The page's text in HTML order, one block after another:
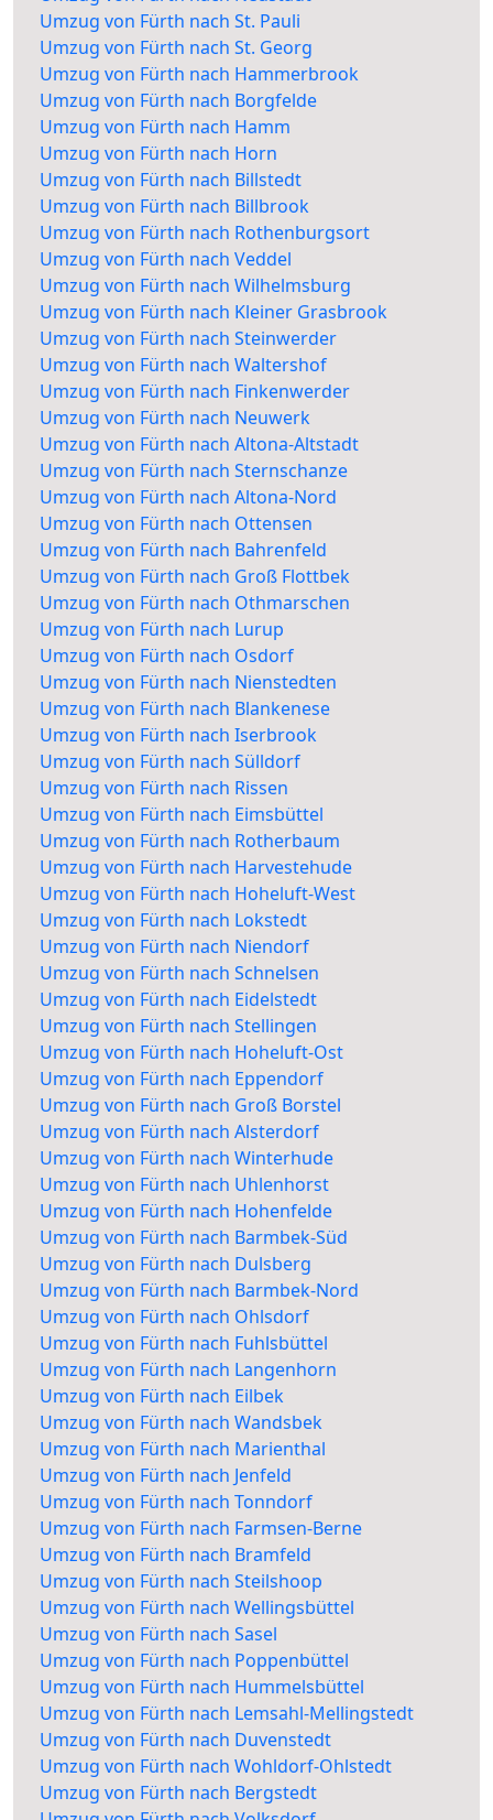
Umzug von Fürth nach St. Pauli
Umzug von Fürth nach St. Georg
Umzug von Fürth nach Hammerbrook
Umzug von Fürth nach Borgfelde
Umzug von Fürth nach Hamm
Umzug von Fürth nach Horn
Umzug von Fürth nach Billstedt
Umzug von Fürth nach Billbrook
Umzug von Fürth nach Rothenburgsort
Umzug von Fürth nach Veddel
Umzug von Fürth nach Wilhelmsburg
Umzug von Fürth nach Kleiner Grasbrook
Umzug von Fürth nach Steinwerder
Umzug von Fürth nach Waltershof
Umzug von Fürth nach Finkenwerder
Umzug von Fürth nach Neuwerk
Umzug von Fürth nach Altona-Altstadt
Umzug von Fürth nach Sternschanze
Umzug von Fürth nach Altona-Nord
Umzug von Fürth nach Ottensen
Umzug von Fürth nach Bahrenfeld
Umzug von Fürth nach Groß Flottbek
Umzug von Fürth nach Othmarschen
Umzug von Fürth nach Lurup
Umzug von Fürth nach Osdorf
Umzug von Fürth nach Nienstedten
Umzug von Fürth nach Blankenese
Umzug von Fürth nach Iserbrook
Umzug von Fürth nach Sülldorf
Umzug von Fürth nach Rissen
Umzug von Fürth nach Eimsbüttel
Umzug von Fürth nach Rotherbaum
Umzug von Fürth nach Harvestehude
Umzug von Fürth nach Hoheluft-West
Umzug von Fürth nach Lokstedt
Umzug von Fürth nach Niendorf
Umzug von Fürth nach Schnelsen
Umzug von Fürth nach Eidelstedt
Umzug von Fürth nach Stellingen
Umzug von Fürth nach Hoheluft-Ost
Umzug von Fürth nach Eppendorf
Umzug von Fürth nach Groß Borstel
Umzug von Fürth nach Alsterdorf
Umzug von Fürth nach Winterhude
Umzug von Fürth nach Uhlenhorst
Umzug von Fürth nach Hohenfelde
Umzug von Fürth nach Barmbek-Süd
Umzug von Fürth nach Dulsberg
Umzug von Fürth nach Barmbek-Nord
Umzug von Fürth nach Ohlsdorf
Umzug von Fürth nach Fuhlsbüttel
Umzug von Fürth nach Langenhorn
Umzug von Fürth nach Eilbek
Umzug von Fürth nach Wandsbek
Umzug von Fürth nach Marienthal
Umzug von Fürth nach Jenfeld
Umzug von Fürth nach Tonndorf
Umzug von Fürth nach Farmsen-Berne
Umzug von Fürth nach Bramfeld
Umzug von Fürth nach Steilshoop
Umzug von Fürth nach Wellingsbüttel
Umzug von Fürth nach Sasel
Umzug von Fürth nach Poppenbüttel
Umzug von Fürth nach Hummelsbüttel
Umzug von Fürth nach Lemsahl-Mellingstedt
Umzug von Fürth nach Duvenstedt
Umzug von Fürth nach Wohldorf-Ohlstedt
Umzug von Fürth nach Bergstedt